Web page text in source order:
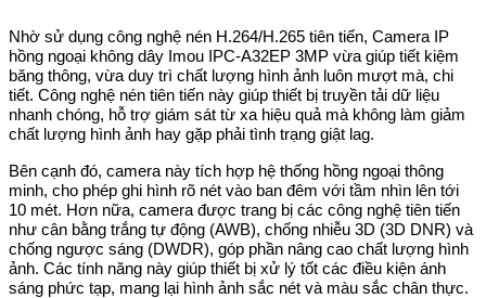
Nhờ sử dụng công nghệ nén H.264/H.265 tiên tiến, Camera IP
hồng ngoại không dây Imou IPC-A32EP 3MP vừa giúp tiết kiệm
băng thông, vừa duy trì chất lượng hình ảnh luôn mượt mà, chi
tiết. Công nghệ nén tiên tiến này giúp thiết bị truyền tải dữ liệu
nhanh chóng, hỗ trợ giám sát từ xa hiệu quả mà không làm giảm
chất lượng hình ảnh hay gặp phải tình trạng giật lag.
Bên cạnh đó, camera này tích hợp hệ thống hồng ngoại thông
minh, cho phép ghi hình rõ nét vào ban đêm với tầm nhìn lên tới
10 mét. Hơn nữa, camera được trang bị các công nghệ tiên tiến
như cân bằng trắng tự động (AWB), chống nhiễu 3D (3D DNR) và
chống ngược sáng (DWDR), góp phần nâng cao chất lượng hình
ảnh. Các tính năng này giúp thiết bị xử lý tốt các điều kiện ánh
sáng phức tạp, mang lại hình ảnh sắc nét và màu sắc chân thực.